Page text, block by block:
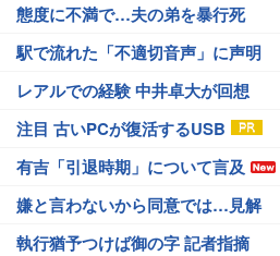
態度に不満で…夫の弟を暴行死
駅で流れた「不適切音声」に声明
レアルでの経験 中井卓大が回想
注目 古いPCが復活するUSB
有吉「引退時期」について言及
嫌と言わないから同意では…見解
執行猶予つけば御の字 記者指摘